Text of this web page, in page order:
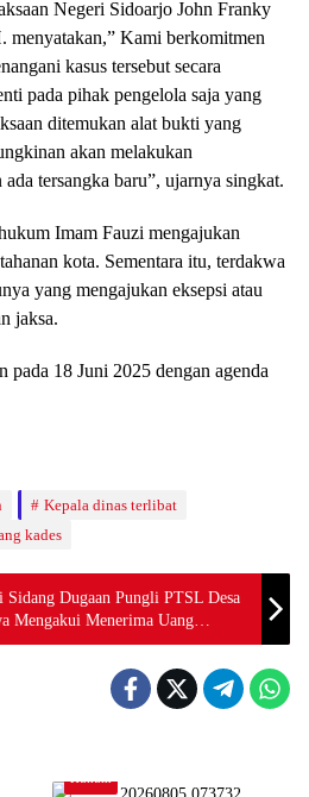
Negeri Sidoarjo John Franky
Kami berkomitmen
kasus tersebut secara
pada pihak pengelola saja yang
ditemukan alat bukti yang
akan melakukan
tersangka baru”, ujarnya singkat.
Imam Fauzi mengajukan
kota. Sementara itu, terdakwa
yang mengajukan eksepsi atau
jaksa.
pada 18 Juni 2025 dengan agenda
Kepala dinas terlibat
kades
Sidang Dugaan Pungli PTSL Desa
Mengakui Menerima Uang
Yang Ditentukan